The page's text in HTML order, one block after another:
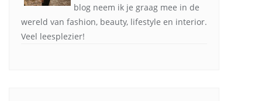
blog neem ik je graag mee in de
wereld van fashion, beauty, lifestyle en interior.
Veel leesplezier!